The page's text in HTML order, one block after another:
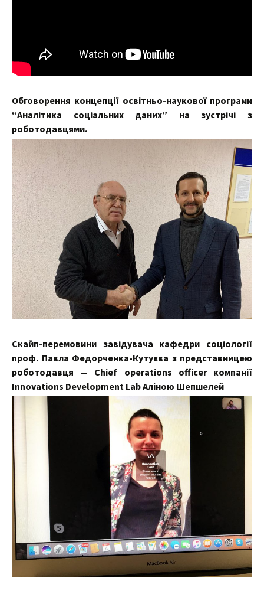
Обговорення концепції освітньо-наукової програми
“Аналітика соціальних даних” на зустрічі з
роботодавцями.
Скайп-перемовини завідувача кафедри соціології
проф. Павла Федорченка-Кутуєва з представницею
роботодавця — Chief operations officer компанії
Innovations Development Lab Аліною Шепшелей